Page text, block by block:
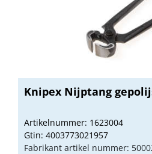
Knipex Nijptang
Artikelnummer: 1623004
Gtin: 4003773021957
Fabrikant artikel nummer: